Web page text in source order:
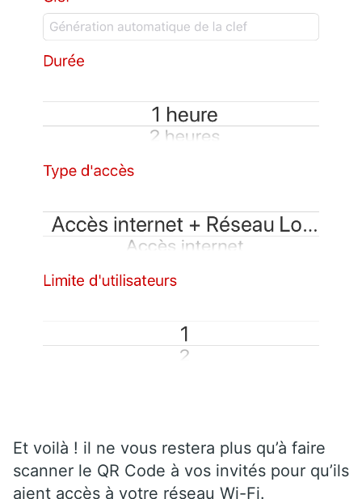
Et voilà ! il ne vous restera plus qu’à faire
scanner le QR Code à vos invités pour qu’ils
aient accès à votre réseau Wi-Fi.